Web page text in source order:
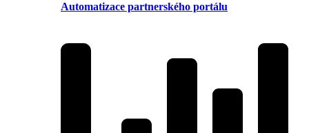
Automatizace partnerského portálu